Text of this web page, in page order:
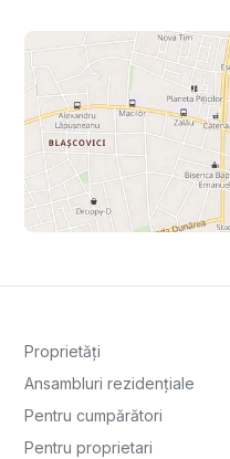
Proprietăți
Ansambluri rezidențiale
Pentru cumpărători
Pentru proprietari